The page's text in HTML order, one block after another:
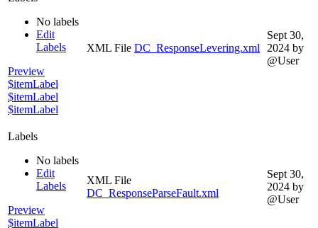
No labels
Edit
Labels
Preview
$itemLabel
$itemLabel
$itemLabel
XML File DC_ResponseLevering.xml
Sept 30,
2024 by
@User
Labels
No labels
Edit
Labels
Preview
$itemLabel
XML File
DC_ResponseParseFault.xml
Sept 30,
2024 by
@User